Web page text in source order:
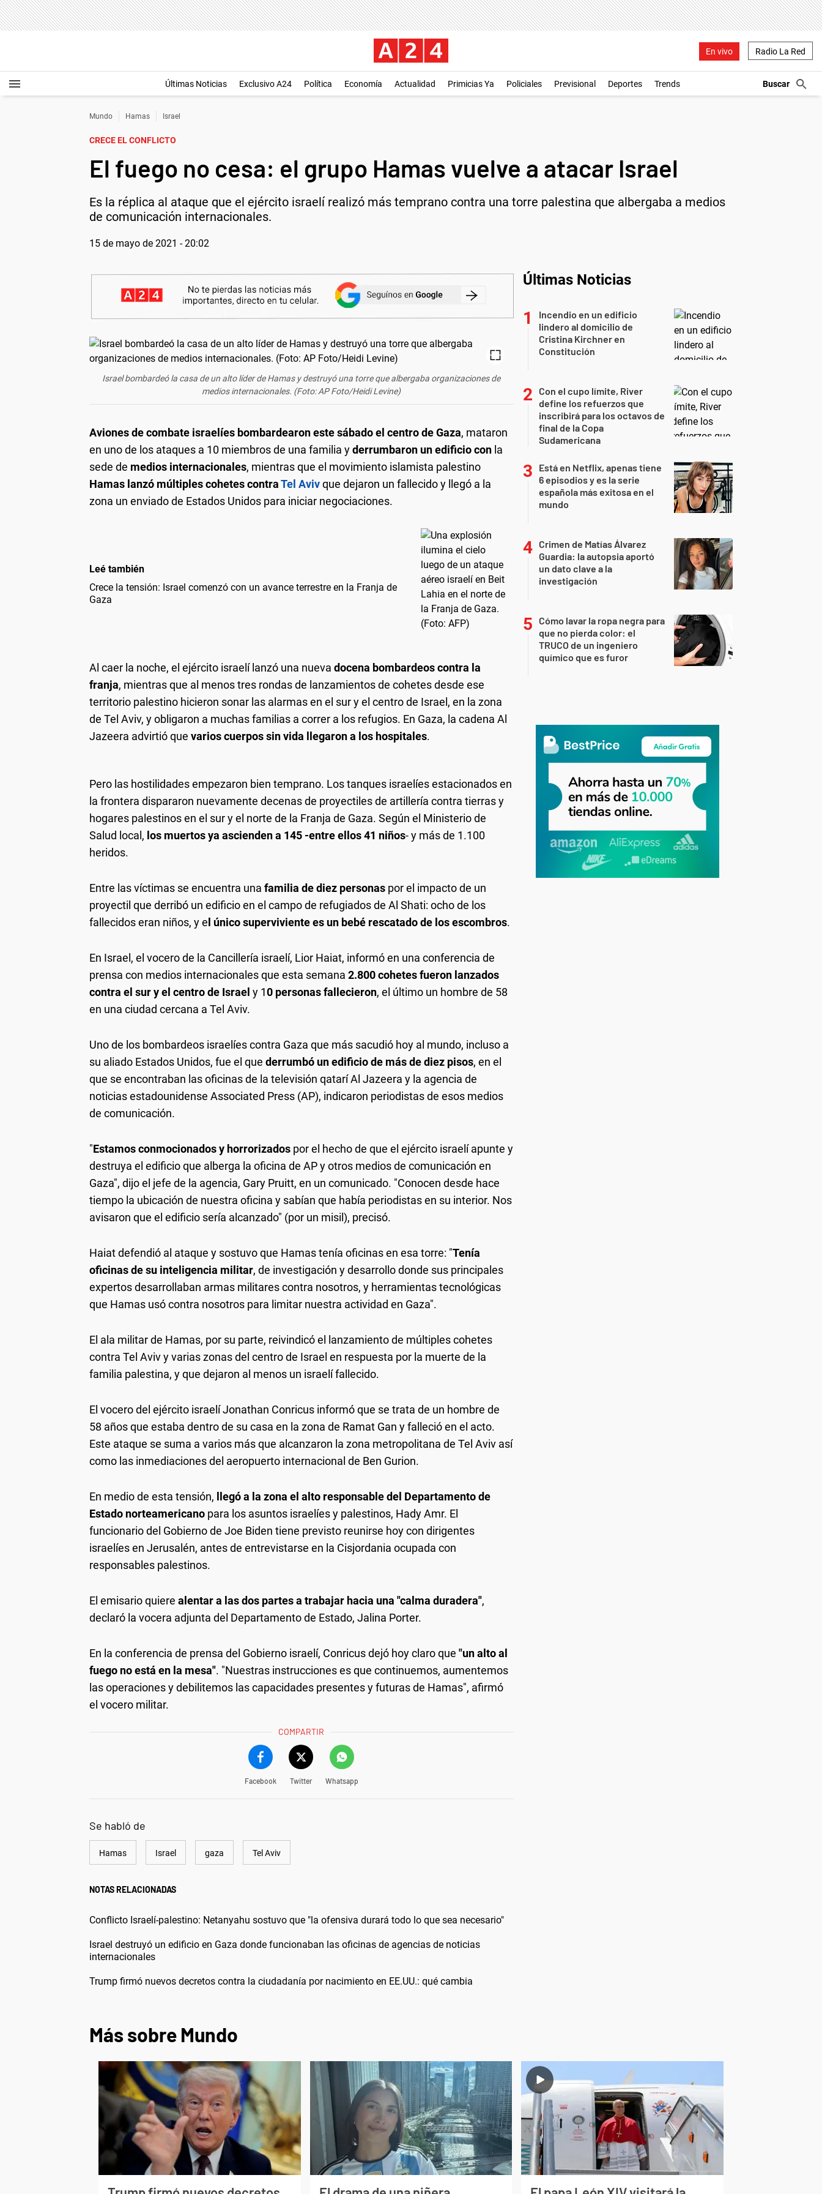
En vivo Radio La Red
Últimas Noticias Exclusivo A24 Política Economía Actualidad Primicias Ya Policiales Previsional Deportes Trends
Mundo Hamas Israel
CRECE EL CONFLICTO
El fuego no cesa: el grupo Hamas vuelve a atacar Israel
Es la réplica al ataque que el ejército israelí realizó más temprano contra una torre palestina que albergaba a medios
de comunicación internacionales.
15 de mayo de 2021 - 20:02
Israel bombardeó la casa de un alto líder de Hamas y destruyó una torre que albergaba organizaciones de
medios internacionales. (Foto: AP Foto/Heidi Levine)
Aviones de combate israelíes bombardearon este sábado el centro de Gaza, mataron
en uno de los ataques a 10 miembros de una familia yderrumbaron un edificio con la
sede de medios internacionales, mientras que el movimiento islamista palestino
Hamas lanzó múltiples cohetes contraTel Avivque dejaron un fallecido y llegó a la
zona un enviado de Estados Unidos para iniciar negociaciones.
Leé también
Crece la tensión: Israel comenzó con un avance terrestre en la Franja de
Gaza
Al caer la noche, el ejército israelí lanzó una nueva docena bombardeos contra la
franja, mientras que al menos tres rondas de lanzamientos de cohetes desde ese
territorio palestino hicieron sonar las alarmas en el sur y el centro de Israel, en la zona
de Tel Aviv, y obligaron a muchas familias a correr a los refugios. En Gaza, la cadena Al
Jazeera advirtió que varios cuerpos sin vida llegaron a los hospitales.
Pero las hostilidades empezaron bien temprano. Los tanques israelíes estacionados en
la frontera dispararon nuevamente decenas de proyectiles de artillería contra tierras y
hogares palestinos en el sur y el norte de la Franja de Gaza. Según el Ministerio de
Salud local, los muertos ya ascienden a 145 -entre ellos 41 niños- y más de 1.100
heridos.
Entre las víctimas se encuentra una familia de diez personas por el impacto de un
proyectil que derribó un edificio en el campo de refugiados de Al Shati: ocho de los
fallecidos eran niños, y e l único superviviente es un bebé rescatado de los escombros.
En Israel, el vocero de la Cancillería israelí, Lior Haiat, informó en una conferencia de
prensa con medios internacionales que esta semana 2.800 cohetes fueron lanzados
contra el sur y el centro de Israel y 10 personas fallecieron, el último un hombre de 58
en una ciudad cercana a Tel Aviv.
Uno de los bombardeos israelíes contra Gaza que más sacudió hoy al mundo, incluso a
su aliado Estados Unidos, fue el que derrumbó un edificio de más de diez pisos, en el
que se encontraban las oficinas de la televisión qatarí Al Jazeera y la agencia de
noticias estadounidense Associated Press (AP), indicaron periodistas de esos medios
de comunicación.
"Estamos conmocionados y horrorizados por el hecho de que el ejército israelí apunte y
destruya el edificio que alberga la oficina de AP y otros medios de comunicación en
Gaza", dijo el jefe de la agencia, Gary Pruitt, en un comunicado. "Conocen desde hace
tiempo la ubicación de nuestra oficina y sabían que había periodistas en su interior. Nos
avisaron que el edificio sería alcanzado" (por un misil), precisó.
Haiat defendió al ataque y sostuvo que Hamas tenía oficinas en esa torre: "Tenía
oficinas de su inteligencia militar, de investigación y desarrollo donde sus principales
expertos desarrollaban armas militares contra nosotros, y herramientas tecnológicas
que Hamas usó contra nosotros para limitar nuestra actividad en Gaza".
El ala militar de Hamas, por su parte, reivindicó el lanzamiento de múltiples cohetes
contra Tel Aviv y varias zonas del centro de Israel en respuesta por la muerte de la
familia palestina, y que dejaron al menos un israelí fallecido.
El vocero del ejército israelí Jonathan Conricus informó que se trata de un hombre de
58 años que estaba dentro de su casa en la zona de Ramat Gan y falleció en el acto.
Este ataque se suma a varios más que alcanzaron la zona metropolitana de Tel Aviv así
como las inmediaciones del aeropuerto internacional de Ben Gurion.
En medio de esta tensión, llegó a la zona el alto responsable del Departamento de
Estado norteamericano para los asuntos israelíes y palestinos, Hady Amr. El
funcionario del Gobierno de Joe Biden tiene previsto reunirse hoy con dirigentes
israelíes en Jerusalén, antes de entrevistarse en la Cisjordania ocupada con
responsables palestinos.
El emisario quiere alentar a las dos partes a trabajar hacia una "calma duradera",
declaró la vocera adjunta del Departamento de Estado, Jalina Porter.
En la conferencia de prensa del Gobierno israelí, Conricus dejó hoy claro que "un alto al
fuego no está en la mesa". "Nuestras instrucciones es que continuemos, aumentemos
las operaciones y debilitemos las capacidades presentes y futuras de Hamas", afirmó
el vocero militar.
COMPARTIR
Facebook Twitter Whatsapp
Se habló de
Hamas Israel gaza Tel Aviv
NOTAS RELACIONADAS
Conflicto Israelí-palestino: Netanyahu sostuvo que "la ofensiva durará todo lo que sea necesario"
Israel destruyó un edificio en Gaza donde funcionaban las oficinas de agencias de noticias
internacionales
Trump firmó nuevos decretos contra la ciudadanía por nacimiento en EE.UU.: qué cambia
Últimas Noticias
Incendio en un edificio
lindero al domicilio de
Cristina Kirchner en
Constitución
Con el cupo límite, River
define los refuerzos que
inscribirá para los octavos de
final de la Copa
Sudamericana
Está en Netflix, apenas tiene
6 episodios y es la serie
española más exitosa en el
mundo
Crimen de Matías Álvarez
Guardia: la autopsia aportó
un dato clave a la
investigación
Cómo lavar la ropa negra para
que no pierda color: el
TRUCO de un ingeniero
químico que es furor
Más sobre Mundo